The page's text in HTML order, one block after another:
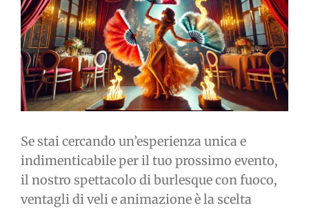
Se stai cercando un’esperienza unica e
indimenticabile per il tuo prossimo evento,
il nostro spettacolo di burlesque con fuoco,
ventagli di veli e animazione è la scelta